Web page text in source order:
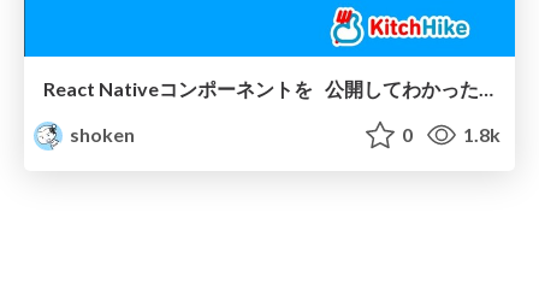
React Nativeコンポーネントを 公開してわかった3つのこと / React Native Component Library npm published
shoken
0 1.8k